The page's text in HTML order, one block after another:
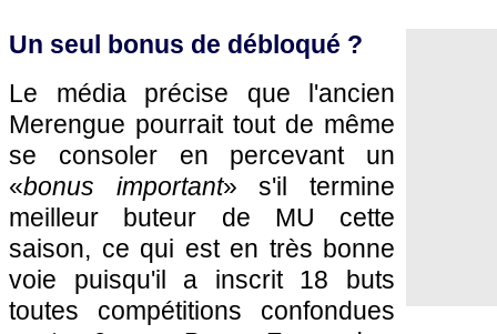
Un seul bonus de débloqué ?
Le média précise que l'ancien
Merengue pourrait tout de même
se consoler en percevant un
«bonus important» s'il termine
meilleur buteur de MU cette
saison, ce qui est en très bonne
voie puisqu'il a inscrit 18 buts
toutes compétitions confondues